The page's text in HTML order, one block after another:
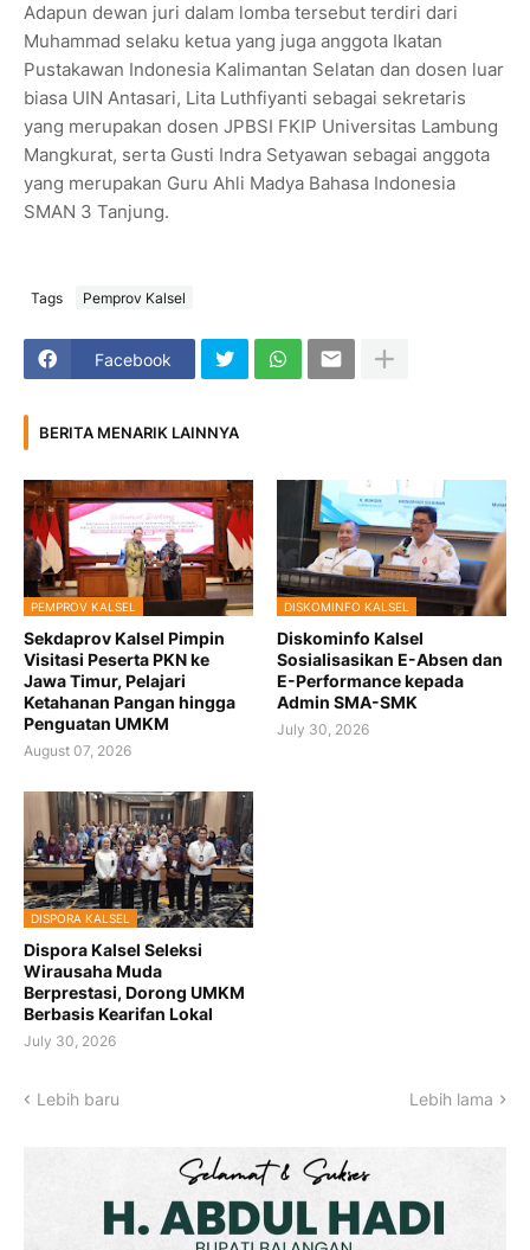
Adapun dewan juri dalam lomba tersebut terdiri dari
Muhammad selaku ketua yang juga anggota Ikatan
Pustakawan Indonesia Kalimantan Selatan dan dosen luar
biasa UIN Antasari, Lita Luthfiyanti sebagai sekretaris
yang merupakan dosen JPBSI FKIP Universitas Lambung
Mangkurat, serta Gusti Indra Setyawan sebagai anggota
yang merupakan Guru Ahli Madya Bahasa Indonesia
SMAN 3 Tanjung.
Tags Pemprov Kalsel
Facebook
BERITA MENARIK LAINNYA
PEMPROV KALSEL
Sekdaprov Kalsel Pimpin
Visitasi Peserta PKN ke
Jawa Timur, Pelajari
Ketahanan Pangan hingga
Penguatan UMKM
August 07, 2026
DISKOMINFO KALSEL
Diskominfo Kalsel
Sosialisasikan E-Absen dan
E-Performance kepada
Admin SMA-SMK
July 30, 2026
DISPORA KALSEL
Dispora Kalsel Seleksi
Wirausaha Muda
Berprestasi, Dorong UMKM
Berbasis Kearifan Lokal
July 30, 2026
Lebih baru Lebih lama